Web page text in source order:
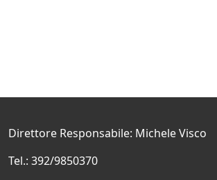
Direttore Responsabile: Michele Visco
Tel.: 392/9850370